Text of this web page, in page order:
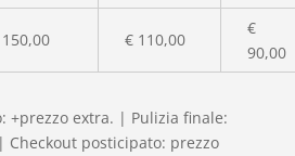
150,00 € 110,00
€
90,00
+prezzo extra. | Pulizia finale:
Checkout posticipato: prezzo